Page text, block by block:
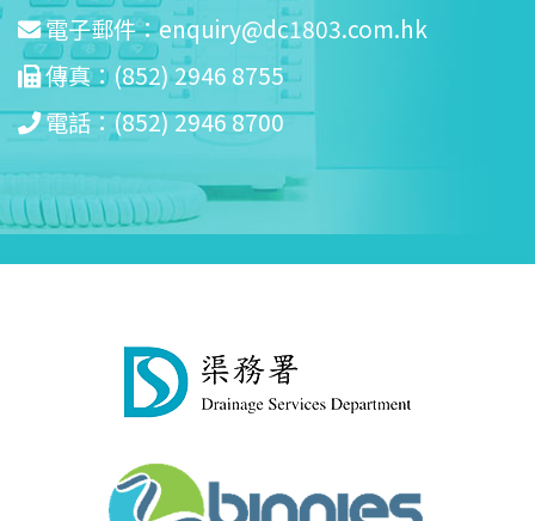
電子郵件：enquiry@dc1803.com.hk
傳真：(852) 2946 8755
電話：(852) 2946 8700